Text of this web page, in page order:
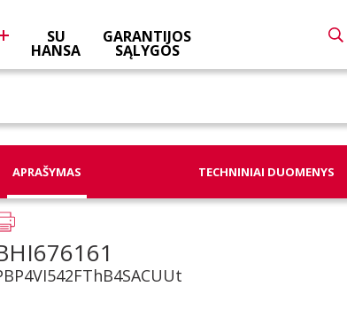
SU
HANSA
GARANTIJOS
SĄLYGOS
APRAŠYMAS TECHNINIAI DUOMENYS